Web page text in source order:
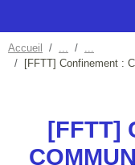
Accueil
[FFTT] Confinement :
[FFTT]